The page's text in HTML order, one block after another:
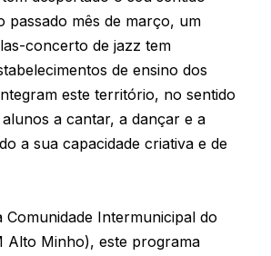
passado mês de março, um
concerto de jazz tem
de ensino dos
este território, no sentido
a cantar, a dançar e a
a sua capacidade criativa e de
Comunidade Intermunicipal do
Alto Minho), este programa